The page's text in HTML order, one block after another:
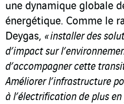
une dynamique globale
énergétique. Comme le
Deygas, « installer des
d’impact sur
d’accompagner cette
Améliorer l’infrastructure
à l’électrification de plus en